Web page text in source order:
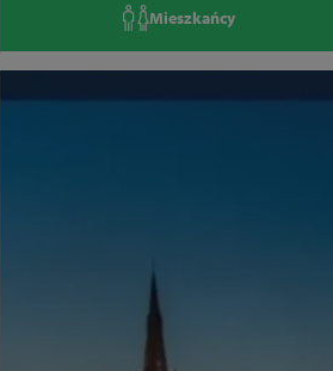
Mieszkańcy